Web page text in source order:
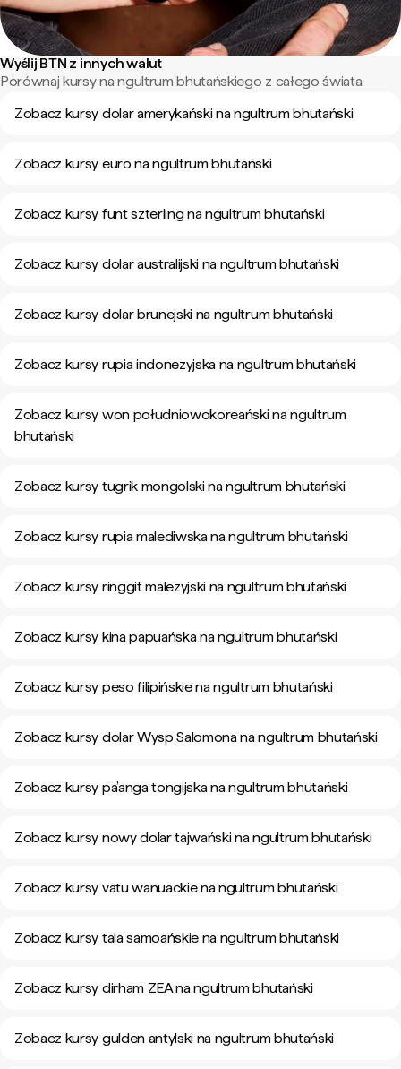
Wyślij BTN z innych walut
Porównaj kursy na ngultrum bhutańskiego z całego świata.
Zobacz kursy dolar amerykański na ngultrum bhutański
Zobacz kursy euro na ngultrum bhutański
Zobacz kursy funt szterling na ngultrum bhutański
Zobacz kursy dolar australijski na ngultrum bhutański
Zobacz kursy dolar brunejski na ngultrum bhutański
Zobacz kursy rupia indonezyjska na ngultrum bhutański
Zobacz kursy won południowokoreański na ngultrum
bhutański
Zobacz kursy tugrik mongolski na ngultrum bhutański
Zobacz kursy rupia malediwska na ngultrum bhutański
Zobacz kursy ringgit malezyjski na ngultrum bhutański
Zobacz kursy kina papuańska na ngultrum bhutański
Zobacz kursy peso filipińskie na ngultrum bhutański
Zobacz kursy dolar Wysp Salomona na ngultrum bhutański
Zobacz kursy pa’anga tongijska na ngultrum bhutański
Zobacz kursy nowy dolar tajwański na ngultrum bhutański
Zobacz kursy vatu wanuackie na ngultrum bhutański
Zobacz kursy tala samoańskie na ngultrum bhutański
Zobacz kursy dirham ZEA na ngultrum bhutański
Zobacz kursy gulden antylski na ngultrum bhutański